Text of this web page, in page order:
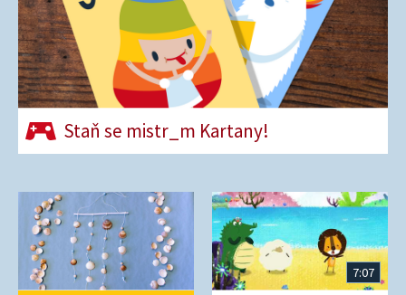
Staň se mistr_m Kartany!
7:07